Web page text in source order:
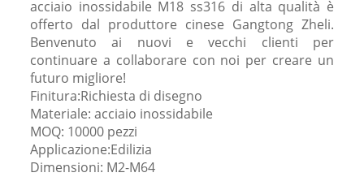
acciaio inossidabile M18 ss316 di alta qualità è
offerto dal produttore cinese Gangtong Zheli.
Benvenuto ai nuovi e vecchi clienti per
continuare a collaborare con noi per creare un
futuro migliore!
Finitura:Richiesta di disegno
Materiale: acciaio inossidabile
MOQ: 10000 pezzi
Applicazione:Edilizia
Dimensioni: M2-M64